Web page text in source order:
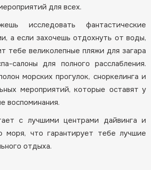
для всех.
исследовать фантастические
а если захочешь отдохнуть от воды,
тебе великолепные пляжи для загара
салоны для полного расслабления.
морских прогулок, сноркелинга и
мероприятий, которые оставят у
воспоминания.
с лучшими центрами дайвинга и
моря, что гарантирует тебе лучшие
отдыха.